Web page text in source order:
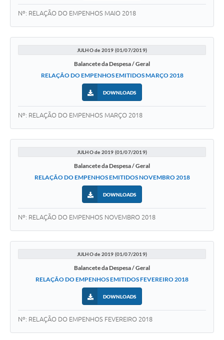
Nº: RELAÇÃO DO EMPENHOS MAIO 2018
JULHO de 2019 (01/07/2019)
Balancete da Despesa / Geral
RELAÇÃO DO EMPENHOS EMITIDOS MARÇO 2018
DOWNLOADS
Nº: RELAÇÃO DO EMPENHOS MARÇO 2018
JULHO de 2019 (01/07/2019)
Balancete da Despesa / Geral
RELAÇÃO DO EMPENHOS EMITIDOS NOVEMBRO 2018
DOWNLOADS
Nº: RELAÇÃO DO EMPENHOS NOVEMBRO 2018
JULHO de 2019 (01/07/2019)
Balancete da Despesa / Geral
RELAÇÃO DO EMPENHOS EMITIDOS FEVEREIRO 2018
DOWNLOADS
Nº: RELAÇÃO DO EMPENHOS FEVEREIRO 2018